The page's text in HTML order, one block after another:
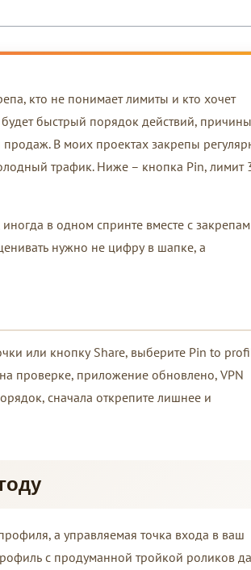
кто не понимает лимиты и кто хочет
быстрый порядок действий, причины
В моих проектах закрепы
трафик. Ниже – кнопка Pin, лимит
в одном спринте вместе с
нужно не цифру в шапке, а
или кнопку Share, выберите Pin to
проверке, приложение обновлено, VPN
сначала открепите лишнее и
а управляемая точка входа в ваш
с продуманной тройкой роликов